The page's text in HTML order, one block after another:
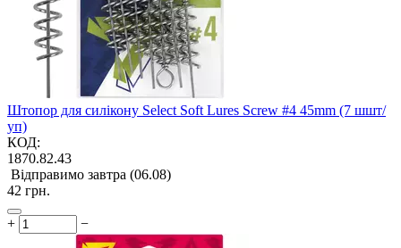
Штопор для силікону Select Soft Lures Screw #4 45mm (7 шшт/
уп)
КОД:
1870.82.43
Відправимо завтра (06.08)
‍42‍ грн.
+ −